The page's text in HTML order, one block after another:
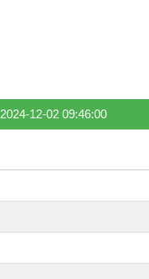
2024-12-02 09:46:00